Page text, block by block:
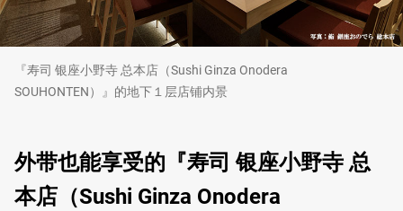
『寿司 银座小野寺 总本店（Sushi Ginza Onodera
SOUHONTEN）』的地下１层店铺内景
外带也能享受的『寿司 银座小野寺 总
本店（Sushi Ginza Onodera